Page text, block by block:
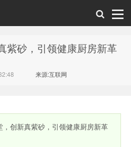
紫砂，引领健康厨房新革
来源:互联网
，创新真紫砂，引领健康厨房新革